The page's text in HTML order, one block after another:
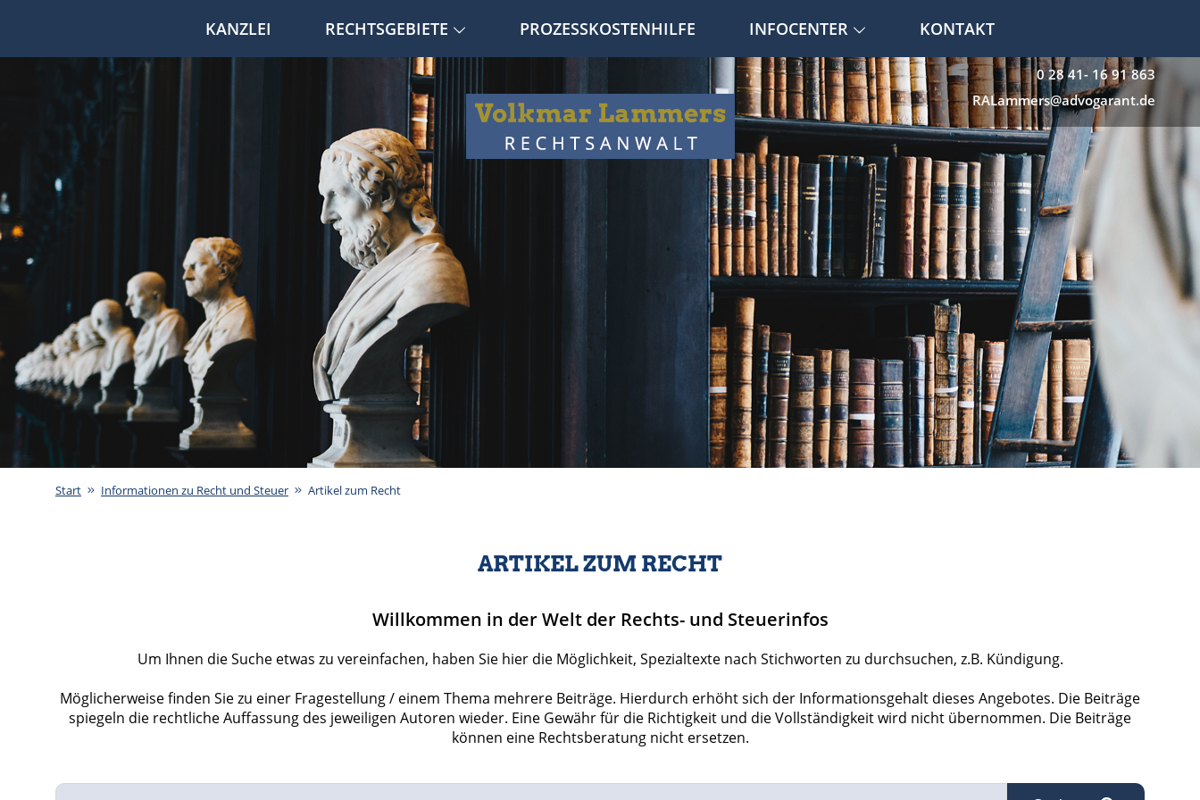
KANZLEI RECHTSGEBIETE PROZESSKOSTENHILFE INFOCENTER KONTAKT
0 28 41- 16 91 863
RALammers@advogarant.de
Start Informationen zu Recht und Steuer Artikel zum Recht
ARTIKEL ZUM RECHT
Willkommen in der Welt der Rechts- und Steuerinfos
Um Ihnen die Suche etwas zu vereinfachen, haben Sie hier die Möglichkeit, Spezialtexte nach Stichworten zu durchsuchen, z.B. Kündigung.
Möglicherweise finden Sie zu einer Fragestellung / einem Thema mehrere Beiträge. Hierdurch erhöht sich der Informationsgehalt dieses Angebotes. Die Beiträge
spiegeln die rechtliche Auffassung des jeweiligen Autoren wieder. Eine Gewähr für die Richtigkeit und die Vollständigkeit wird nicht übernommen. Die Beiträge
können eine Rechtsberatung nicht ersetzen.